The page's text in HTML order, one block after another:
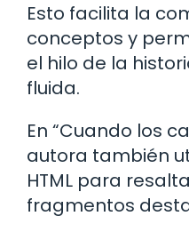
Esto facilita la
conceptos y
el hilo de la
fluida.
En “Cuando los
autora también
HTML para
fragmentos